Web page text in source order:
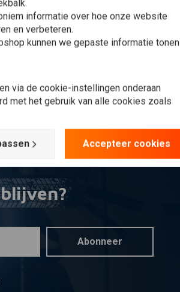
Abonneer
informatie over hoe onze website
en verbeteren.
kunnen we gepaste informatie tonen
via de cookie-instellingen onderaan
met het gebruik van alle cookies zoals
Accepteer cookies